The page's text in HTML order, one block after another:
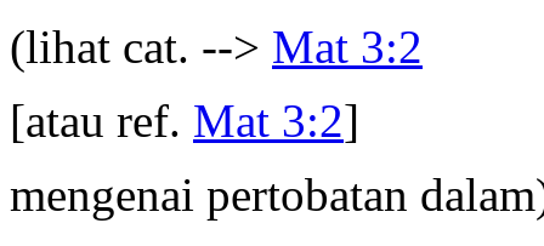
(lihat cat. --> Mat 3:2
[atau ref. Mat 3:2]
mengenai pertobatan